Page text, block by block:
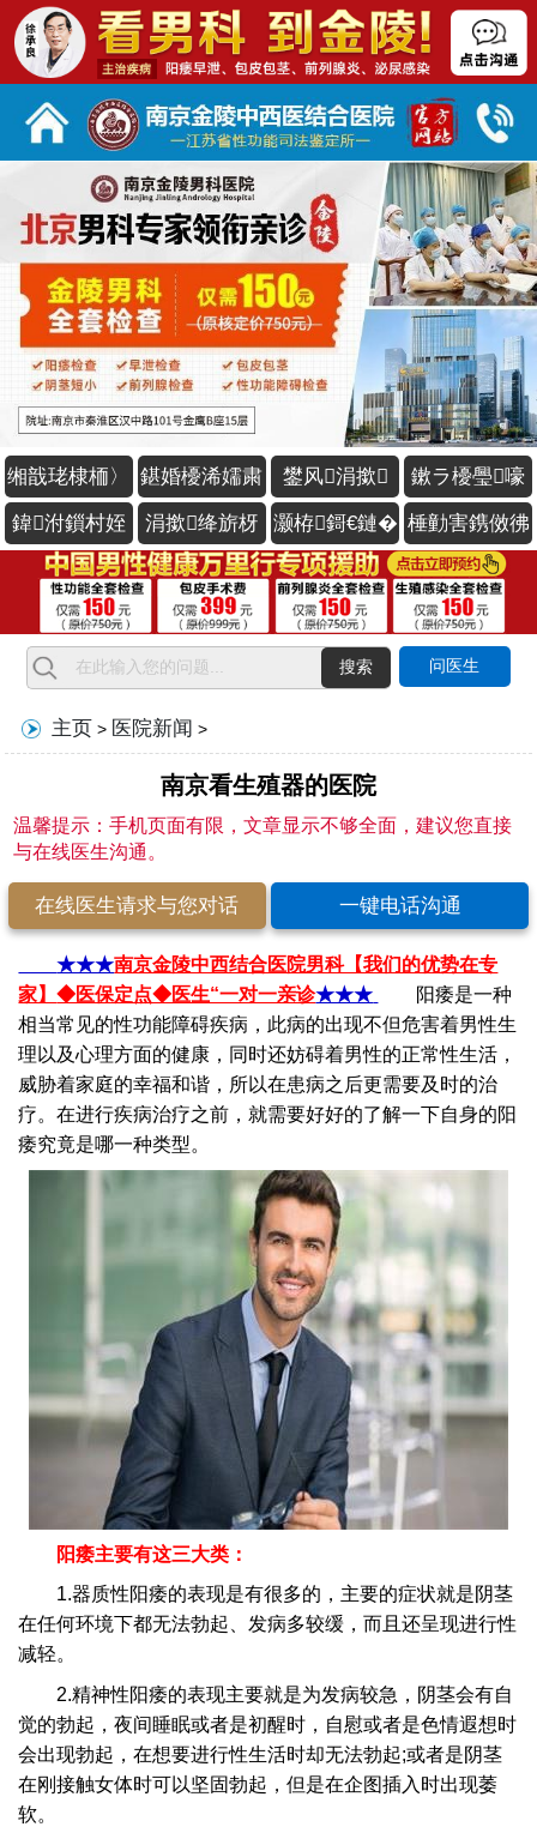
缃戠珯棣栭〉 鍖婚櫌浠嬬粛 鐢风涓撳 鏉ラ櫌璺嚎
鍏泭鎻村姪 涓撳绛旂枒 灏栫鎶€鏈� 棰勭害鎸傚彿
搜索 问医生
主页 > 医院新闻 >
南京看生殖器的医院
温馨提示：手机页面有限，文章显示不够全面，建议您直接
与在线医生沟通。
在线医生请求与您对话 一键电话沟通
★★★南京金陵中西结合医院男科【我们的优势在专
家】◆医保定点◆医生“一对一亲诊★★★
阳痿是一种
相当常见的性功能障碍疾病，此病的出现不但危害着男性生
理以及心理方面的健康，同时还妨碍着男性的正常性生活，
威胁着家庭的幸福和谐，所以在患病之后更需要及时的治
疗。在进行疾病治疗之前，就需要好好的了解一下自身的阳
痿究竟是哪一种类型。
阳痿主要有这三大类：
1.器质性阳痿的表现是有很多的，主要的症状就是阴茎
在任何环境下都无法勃起、发病多较缓，而且还呈现进行性
减轻。
2.精神性阳痿的表现主要就是为发病较急，阴茎会有自
觉的勃起，夜间睡眠或者是初醒时，自慰或者是色情遐想时
会出现勃起，在想要进行性生活时却无法勃起;或者是阴茎
在刚接触女体时可以坚固勃起，但是在企图插入时出现萎
软。